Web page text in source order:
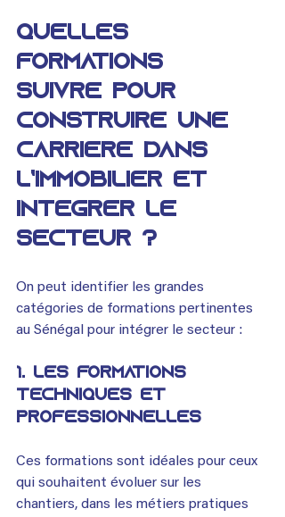
Quelles
formations
suivre pour
construire une
carrière dans
l’immobilier et
intégrer le
secteur ?
On peut identifier les grandes
catégories de formations pertinentes
au Sénégal pour intégrer le secteur :
1. Les formations
techniques et
professionnelles
Ces formations sont idéales pour ceux
qui souhaitent évoluer sur les
chantiers, dans les métiers pratiques